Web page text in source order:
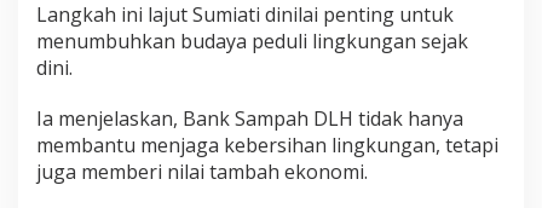
Langkah ini lajut Sumiati dinilai penting untuk
menumbuhkan budaya peduli lingkungan sejak
dini.
Ia menjelaskan, Bank Sampah DLH tidak hanya
membantu menjaga kebersihan lingkungan, tetapi
juga memberi nilai tambah ekonomi.